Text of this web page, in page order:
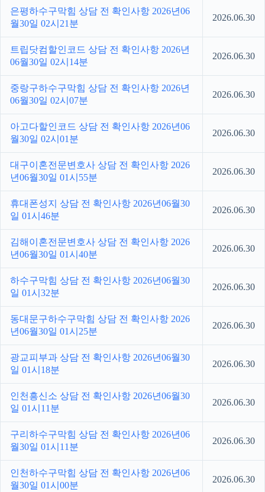
은평하수구막힘 상담 전 확인사항 2026년06
월30일 02시21분
2026.06.30
트립닷컴할인코드 상담 전 확인사항 2026년
06월30일 02시14분
2026.06.30
중랑구하수구막힘 상담 전 확인사항 2026년
06월30일 02시07분
2026.06.30
아고다할인코드 상담 전 확인사항 2026년06
월30일 02시01분
2026.06.30
대구이혼전문변호사 상담 전 확인사항 2026
년06월30일 01시55분
2026.06.30
휴대폰성지 상담 전 확인사항 2026년06월30
일 01시46분
2026.06.30
김해이혼전문변호사 상담 전 확인사항 2026
년06월30일 01시40분
2026.06.30
하수구막힘 상담 전 확인사항 2026년06월30
일 01시32분
2026.06.30
동대문구하수구막힘 상담 전 확인사항 2026
년06월30일 01시25분
2026.06.30
광교피부과 상담 전 확인사항 2026년06월30
일 01시18분
2026.06.30
인천흥신소 상담 전 확인사항 2026년06월30
일 01시11분
2026.06.30
구리하수구막힘 상담 전 확인사항 2026년06
월30일 01시11분
2026.06.30
인천하수구막힘 상담 전 확인사항 2026년06
월30일 01시00분
2026.06.30